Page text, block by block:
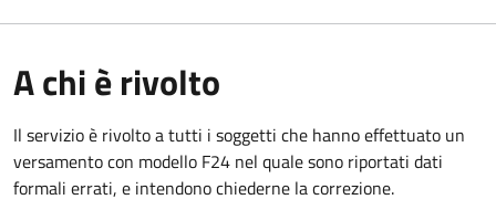
A chi è rivolto
Il servizio è rivolto a tutti i soggetti che hanno effettuato un
versamento con modello F24 nel quale sono riportati dati
formali errati, e intendono chiederne la correzione.